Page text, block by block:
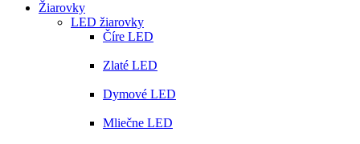
Žiarovky
LED žiarovky
Číre LED
Zlaté LED
Dymové LED
Mliečne LED